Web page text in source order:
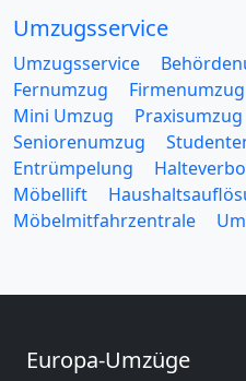
Umzugsservice
Umzugsservice
Fernumzug
Firmenumzug
Mini Umzug
Praxisumzug
Seniorenumzug
Entrümpelung
Möbellift
Möbelmitfahrzentrale
Europa-Umzüge